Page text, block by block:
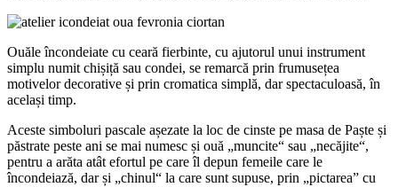
Ouăle încondeiate cu ceară fierbinte, cu ajutorul unui instrument
simplu numit chișiță sau condei, se remarcă prin frumusețea
motivelor decorative și prin cromatica simplă, dar spectaculoasă, în
același timp.
Aceste simboluri pascale așezate la loc de cinste pe masa de Paște și
păstrate peste ani se mai numesc și ouă „muncite“ sau „necăjite“,
pentru a arăta atât efortul pe care îl depun femeile care le
încondeiază, dar și „chinul“ la care sunt supuse, prin „pictarea” cu